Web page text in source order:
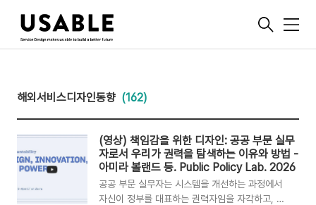
메
해외서비스디자인동향 (162)
(영상) 책임감을 위한 디자인: 공공 부문 실무
자로서 우리가 권력을 탐색하는 이유와 방법 -
아미라 볼랜드 등. Public Policy Lab. 2026
공공 부문 실무자는 시스템을 개선하는 과정에서
자신이 정부를 대표하는 권력자임을 자각하고, 시